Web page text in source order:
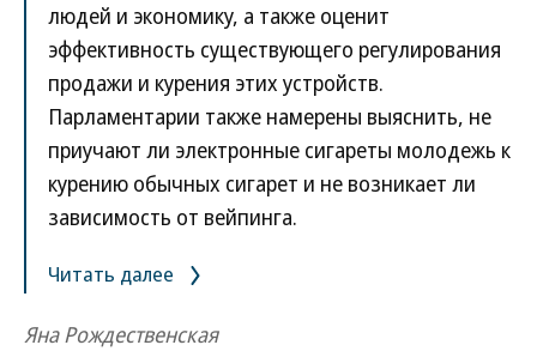
людей и экономику, а также оценит
эффективность существующего регулирования
продажи и курения этих устройств.
Парламентарии также намерены выяснить, не
приучают ли электронные сигареты молодежь к
курению обычных сигарет и не возникает ли
зависимость от вейпинга.
Читать далее
Яна Рождественская